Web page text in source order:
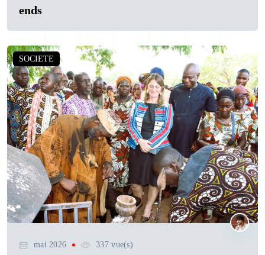
ends
SOCIETE
mai 2026 337 vue(s)